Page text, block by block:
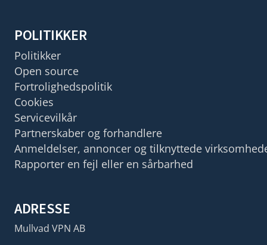
POLITIKKER
Politikker
Open source
Fortrolighedspolitik
Cookies
Servicevilkår
Partnerskaber og forhandlere
Anmeldelser, annoncer og tilknyttede
Rapporter en fejl eller en sårbarhed
ADRESSE
Mullvad VPN AB